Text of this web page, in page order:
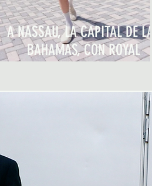
A NASSAU, LA CAPITAL DE LAS
BAHAMAS, CON ROYAL